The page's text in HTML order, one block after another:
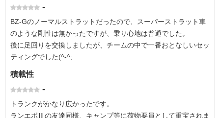
-
BZ-Gのノーマルストラットだったので、スーパーストラット車
のような剛性は無かったですが、乗り心地は普通でした。
後に足回りを交換しましたが、チームの中で一番おとなしいセッ
ティングでした(^-^;
積載性
-
トランクがかなり広かったです。
ランエボⅢの友達同様、キャンプ等に荷物要員として重宝されま